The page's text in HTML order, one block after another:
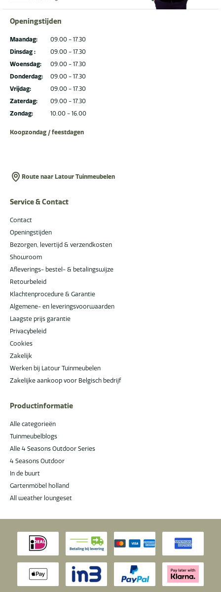
Openingstijden
Maandag:
Dinsdag :
Woensdag:
Donderdag:
Vrijdag:
Zaterdag:
Zondag:
09.00 - 17.30
09.00 - 17.30
09.00 - 17.30
09.00 - 17.30
09.00 - 17.30
09.00 - 17.30
10.00 - 16.00
Koopzondag / feestdagen
Route naar Latour Tuinmeubelen
Service & Contact
Contact
Openingstijden
Bezorgen, levertijd & verzendkosten
Showroom
Afleverings- bestel- & betalingswijze
Retourbeleid
Klachtenprocedure & Garantie
Algemene- en leveringsvoorwaarden
Laagste prijs garantie
Privacybeleid
Cookies
Zakelijk
Werken bij Latour Tuinmeubelen
Zakelijke aankoop voor Belgisch bedrijf
Productinformatie
Alle categorieën
Tuinmeubelblogs
Alle 4 Seasons Outdoor Series
4 Seasons Outdoor
In de buurt
Gartenmöbel holland
All weather loungeset